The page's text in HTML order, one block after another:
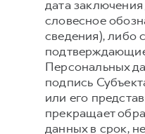
дата
словесное
сведения), либо
Персональных
подпись
или его
прекращает
данных в срок,